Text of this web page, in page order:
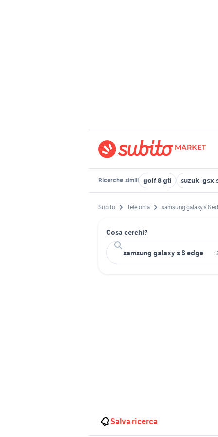
Ricerche simili golf 8 gti suzuki gsx
Subito Telefonia samsung galaxy s 8
Cosa cerchi?
Salva ricerca